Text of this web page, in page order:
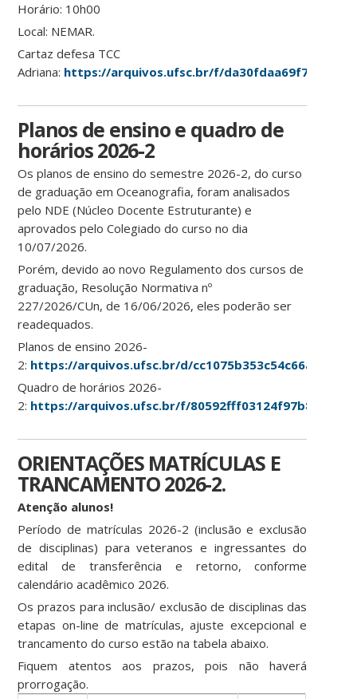
Horário: 10h00
Local: NEMAR.
Cartaz defesa TCC
Adriana: https://arquivos.ufsc.br/f/
Planos de ensino e quadro de
horários 2026-2
Os planos de ensino do semestre 2026-2, do curso
de graduação em Oceanografia, foram analisados
pelo NDE (Núcleo Docente Estruturante) e
aprovados pelo Colegiado do curso no dia
10/07/2026.
Porém, devido ao novo Regulamento dos cursos de
graduação, Resolução Normativa nº
227/2026/CUn, de 16/06/2026, eles poderão ser
readequados.
Planos de ensino 2026-
2: https://arquivos.ufsc.br/d/cc1075b353c54c66af02/
Quadro de horários 2026-
2: https://arquivos.ufsc.br/f/80592fff03124f97b890/
ORIENTAÇÕES MATRÍCULAS E
TRANCAMENTO 2026-2.
Atenção alunos!
Período de matrículas 2026-2 (inclusão e exclusão
de disciplinas) para veteranos e ingressantes do
edital de transferência e retorno, conforme
calendário acadêmico 2026.
Os prazos para inclusão/ exclusão de disciplinas das
etapas on-line de matrículas, ajuste excepcional e
trancamento do curso estão na tabela abaixo.
Fiquem atentos aos prazos, pois não haverá
prorrogação.